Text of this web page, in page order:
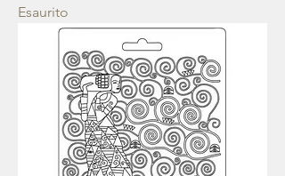
Esaurito